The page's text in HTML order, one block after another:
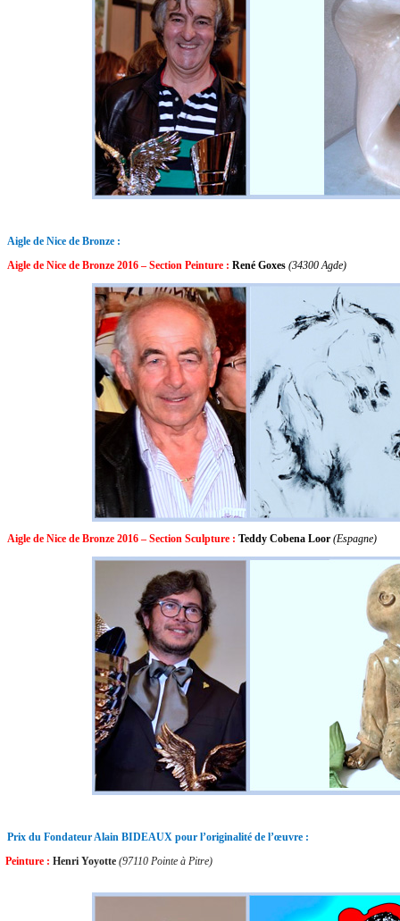
Aigle de Nice de Bronze :
Aigle de Nice de Bronze 2016 – Section Peinture : René Goxes (34300 Agde)
Aigle de Nice de Bronze 2016 – Section Sculpture : Teddy Cobena Loor (Espagne)
Prix du Fondateur Alain BIDEAUX pour l’originalité de l’œuvre :
Peinture : Henri Yoyotte (97110 Pointe à Pitre)